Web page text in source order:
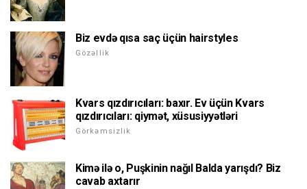
Biz evdə qısa saç üçün hairstyles
Gözəllik
Kvars qızdırıcıları: baxır. Ev üçün Kvars
qızdırıcıları: qiymət, xüsusiyyətləri
Görkəmsizlik
Kimə ilə o, Puşkinin nağıl Balda yarışdı? Biz
cavab axtarır